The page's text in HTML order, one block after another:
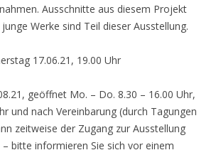
Ausschnitte aus diesem Projekt
Werke sind Teil dieser Ausstellung.
17.06.21, 19.00 Uhr
geöffnet Mo. – Do. 8.30 – 16.00 Uhr,
und nach Vereinbarung (durch Tagungen
zeitweise der Zugang zur Ausstellung
bitte informieren Sie sich vor einem